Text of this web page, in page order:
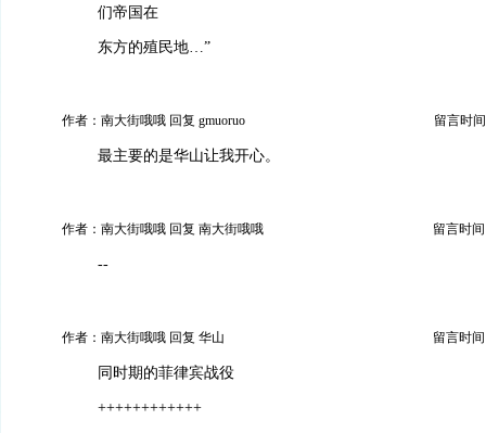
们帝国在
东方的殖民地…”
作者：南大街哦哦 回复 gmuoruo 留言时
最主要的是华山让我开心。
作者：南大街哦哦 回复 南大街哦哦 留言时间
--
作者：南大街哦哦 回复 华山 留言时间
同时期的菲律宾战役
++++++++++++